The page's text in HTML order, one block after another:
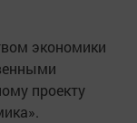
экономики
проекту